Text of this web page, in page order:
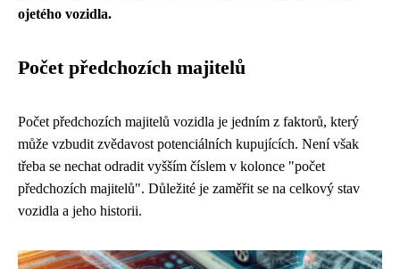
ojetého vozidla.
Počet předchozích majitelů
Počet předchozích majitelů vozidla je jedním z faktorů, který
může vzbudit zvědavost potenciálních kupujících. Není však
třeba se nechat odradit vyšším číslem v kolonce "počet
předchozích majitelů". Důležité je zaměřit se na celkový stav
vozidla a jeho historii.